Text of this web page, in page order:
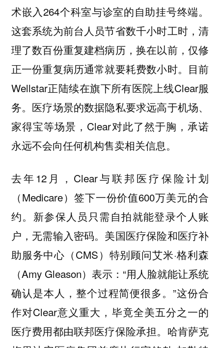
术嵌入264个科室与诊室的自助挂号终端。
这套系统为前台人员节省数千小时工时，清
理了数百份重复建档病历，换在以前，仅修
正一份重复病历通常就要耗费数小时。目前
Wellstar正陆续在旗下所有医院上线Clear服
务。医疗场景的数据隐私要求远高于机场、
家得宝等场景，Clear对此了然于胸，承诺
永远不会向任何机构售卖相关信息。
去年12月，Clear与联邦医疗保险计划
（Medicare）签下一份价值600万美元的合
约。新参保人员只需自拍就能登录个人账
户，无需输入密码。美国医疗保险和医疗补
助服务中心（CMS）特别顾问艾米·格利森
（Amy Gleason）表示：“用人脸就能让系统
确认是本人，整个过程简便很多。”这份合
作对Clear意义重大，毕竟全美五分之一的
医疗费用都由联邦医疗保险承担。哈肯萨克